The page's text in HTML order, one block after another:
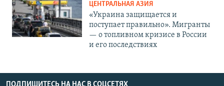
ЦЕНТРАЛЬНАЯ АЗИЯ
«Украина защищается и
поступает правильно». Мигранты
— о топливном кризисе в России
и его последствиях